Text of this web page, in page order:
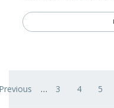
trait Tinkers, devenus
ce type de transports.
page
… Page
3 Page
4 Page
5